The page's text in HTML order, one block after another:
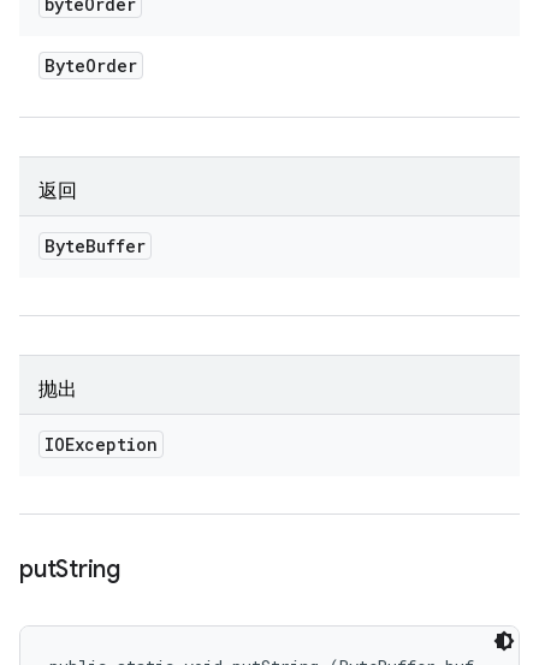
ByteOrder
返回
ByteBuffer
抛出
IOException
putString